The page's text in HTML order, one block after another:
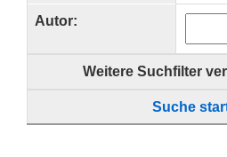
Autor:
Weitere Suchfilter
Suche